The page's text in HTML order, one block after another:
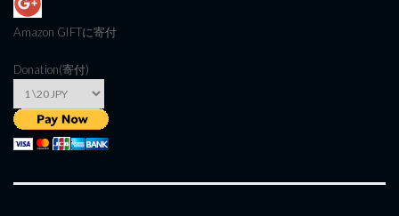
Amazon GIFTに寄付
Donation(寄付)